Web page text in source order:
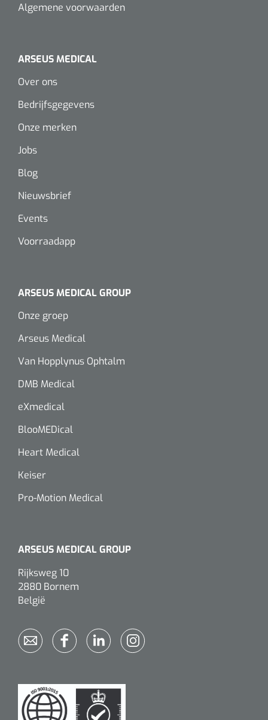
Algemene voorwaarden
ARSEUS MEDICAL
Over ons
Bedrijfsgegevens
Onze merken
Jobs
Blog
Nieuwsbrief
Events
Voorraadapp
ARSEUS MEDICAL GROUP
Onze groep
Arseus Medical
Van Hopplynus Ophtalm
DMB Medical
eXmedical
BlooMEDical
Heart Medical
Keiser
Pro-Motion Medical
ARSEUS MEDICAL GROUP
Rijksweg 10
2880 Bornem
België